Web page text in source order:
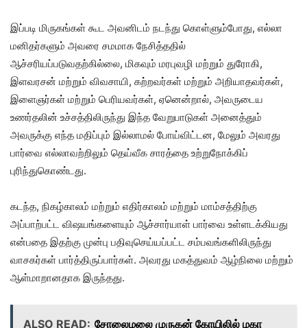
இப்படி மிருகங்கள் கூட அவனிடம் நடந்து கொள்ளும்போது, ​​எல்லா
மனிதர்களும் அவரை சமமாக நேசித்ததில்
ஆச்சரியப்படுவதற்கில்லை, மிகவும் மரபுவழி மற்றும் துரோகி,
இளவரசன் மற்றும் விவசாயி, கற்றவர்கள் மற்றும் அறியாதவர்கள்,
இளைஞர்கள் மற்றும் பெரியவர்கள், ஏனென்றால், அவருடைய
உணர்தலின் உச்சத்திலிருந்து இந்த வேறுபாடுகள் அனைத்தும்
அவருக்கு எந்த மதிப்பும் இல்லாமல் போய்விட்டன, மேலும் அவரது
பார்வை எல்லாவற்றிலும் தெய்வீக சாரத்தை உற்றுநோக்கிப்
புரிந்துகொண்டது.
கடந்த, நிகழ்காலம் மற்றும் எதிர்காலம் மற்றும் மாம்சத்திற்கு
அப்பாற்பட்ட விஷயங்களையும் ஆச்சார்யாள் பார்வை உள்ளடக்கியது
என்பதை இதற்கு முன்பு பதிவுசெய்யப்பட்ட சம்பவங்களிலிருந்து
வாசகர்கள் பார்த்திருப்பார்கள். அவரது மகத்துவம் ஆழ்நிலை மற்றும்
ஆள்மாறானதாக இருந்தது.
ALSO READ: சோலைமலை முருகன் கோயிலில் மகா